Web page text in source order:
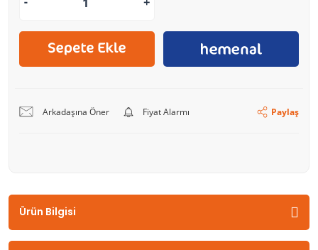
Arkadaşına Öner Fiyat Alarmı Paylaş
Ürün Bilgisi